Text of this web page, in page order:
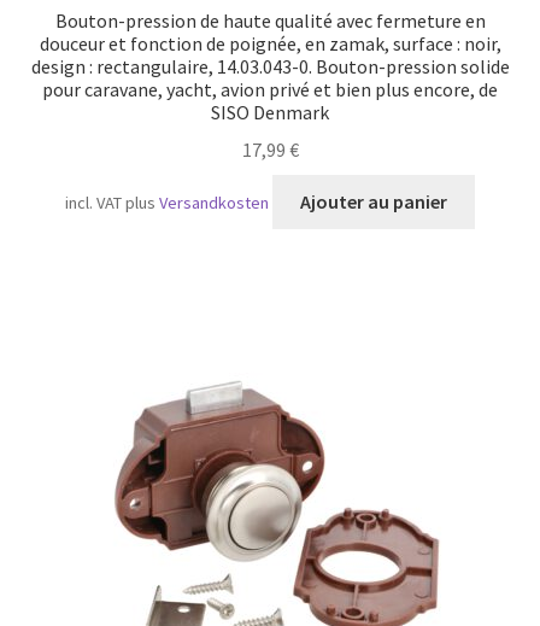
Bouton-pression de haute qualité avec fermeture en
douceur et fonction de poignée, en zamak, surface : noir,
design : rectangulaire, 14.03.043-0. Bouton-pression solide
pour caravane, yacht, avion privé et bien plus encore, de
SISO Denmark
17,99 €
incl. VATplusVersandkosten Ajouter au panier